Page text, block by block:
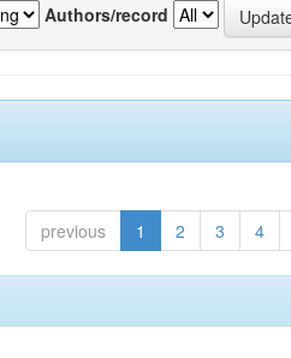
Authors/record
previous 1 2 3 4